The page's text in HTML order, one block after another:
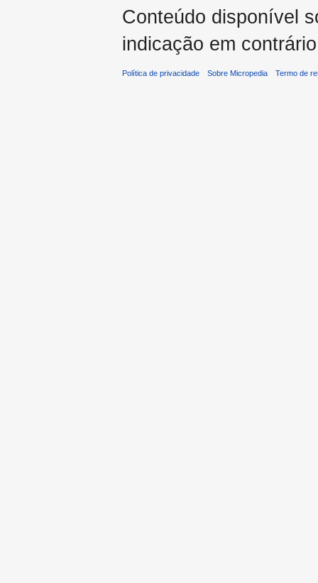
Conteúdo disponível
indicação em
Política de privacidade Sobre Micropedia Termo de